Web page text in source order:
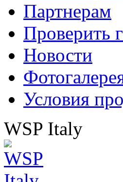
Партнерам
Проверить
Новости
Условия
WSP Italy